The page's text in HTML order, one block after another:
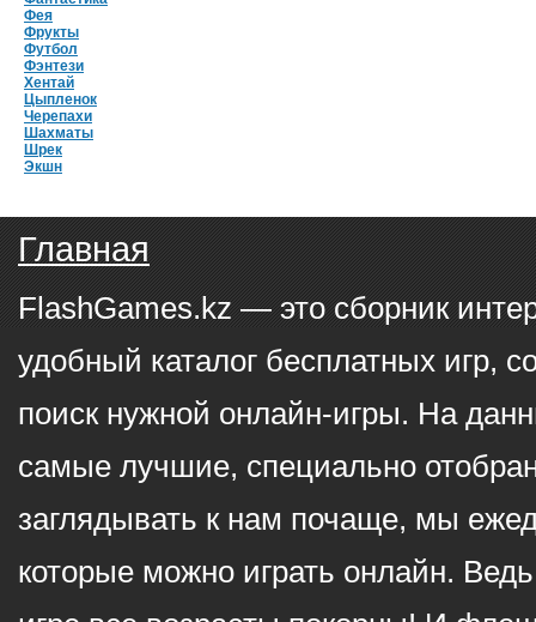
Фея
Фрукты
Футбол
Фэнтези
Хентай
Цыпленок
Черепахи
Шахматы
Шрек
Экшн
Главная
FlashGames.kz — это сборник
удобный каталог бесплатных игр,
поиск нужной онлайн-игры. На
самые лучшие, специально
заглядывать к нам почаще, мы
которые можно играть онлайн.